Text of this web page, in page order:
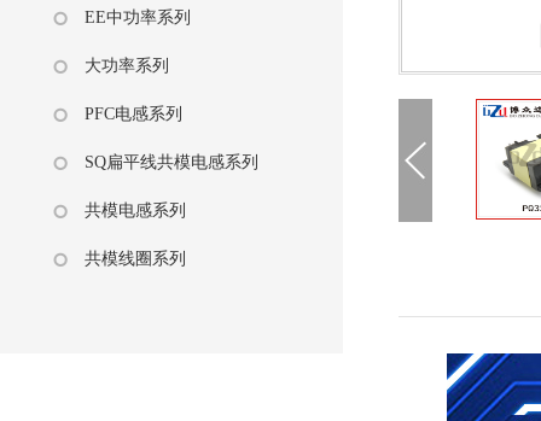
EE中功率系列
大功率系列
PFC电感系列
SQ扁平线共模电感系列
共模电感系列
共模线圈系列